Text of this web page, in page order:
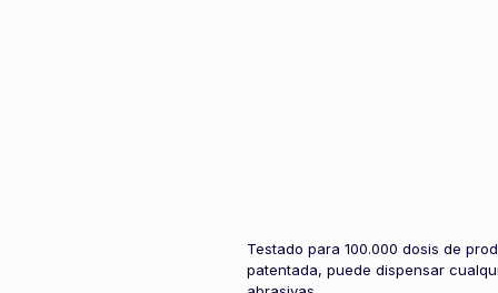
Testado para 100.000 dosis de
patentada, puede dispensar